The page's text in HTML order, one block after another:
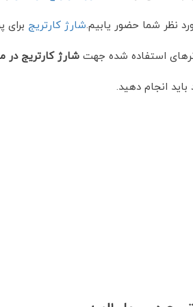
نظر شما حضور یابیم.شارژ کارتریج برای
استفاده شده جهتشارژ کارتریج در
انجام دهید.